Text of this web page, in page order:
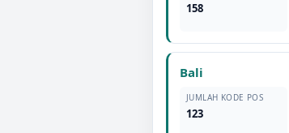
158
Bali
JUMLAH KODE POS
123